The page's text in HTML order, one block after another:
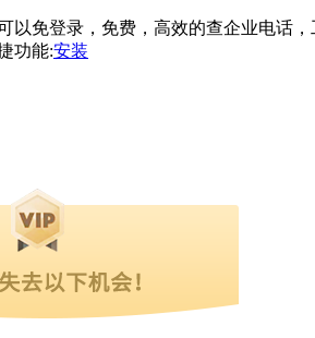
以免登录，免费，高效的查企业电话
功能:安装